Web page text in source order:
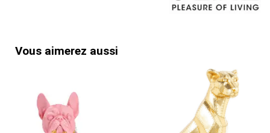
Vous aimerez aussi